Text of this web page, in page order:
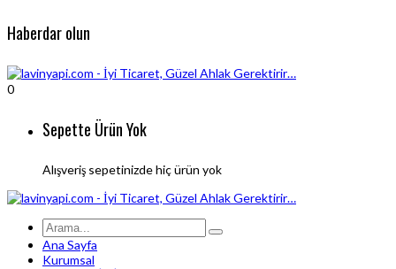
Haberdar olun
0
Sepette Ürün Yok
Alışveriş sepetinizde hiç ürün yok
Ana Sayfa
Kurumsal